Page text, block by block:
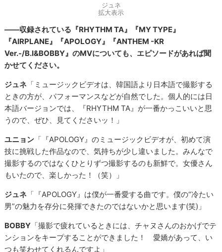
ジュネ
拡大表示
――収録されている『RHYTHM TA』『MY TYPE』
『AIRPLANE』『APOLOGY』『ANTHEM -KR
Ver.-/B.I&BOBBY』のMVについても、エピソードがあれば聞
かせてください。
ジュネ 「ミュージックビデオは、韓国語より日本語で撮影する
ときの方が、パフォーマンスなどが自然でした。個人的には日
本語バージョンでは、『RHYTHM TA』が一番かっこいいと思
うので、ぜひ、見てくださいッ！」
ユニョン 「『APOLOGY』のミュージックビデオが、初めて演
技に挑戦した作品なので、気持ちが少し違いました。みんなで
撮影するのではなくひとりずつ撮影するのも新鮮で。女優さん
もいたので、楽しかった！（笑）」
ジュネ 「『APOLOGY』は僕が一番愛する曲です。僕の“冷たい
男”の魅力を存分に発揮できたのではないかと思います(笑)」
BOBBY 「撮影で疲れているときには、チャヌさんのおかげでテ
ンションをキープすることができました！ 愛嬌があって、い
つも笑わせてくれるんですよ」